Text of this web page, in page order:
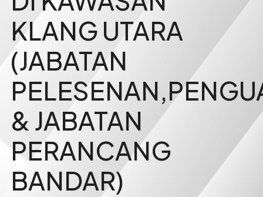
KLANG UTARA
(JABATAN
& JABATAN
PERANCANG
BANDAR)